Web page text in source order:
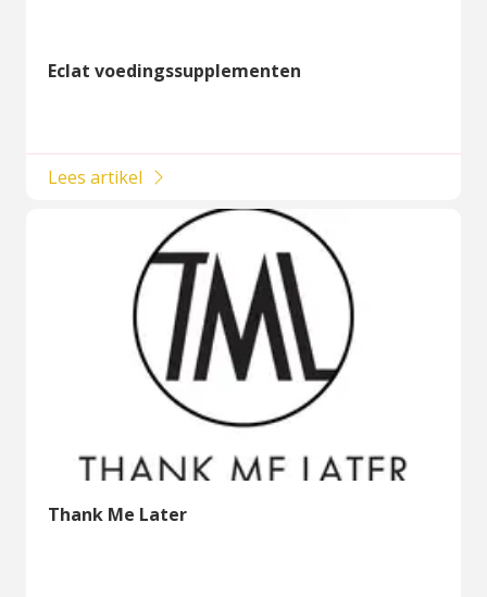
Eclat voedingssupplementen
Lees artikel
Thank Me Later